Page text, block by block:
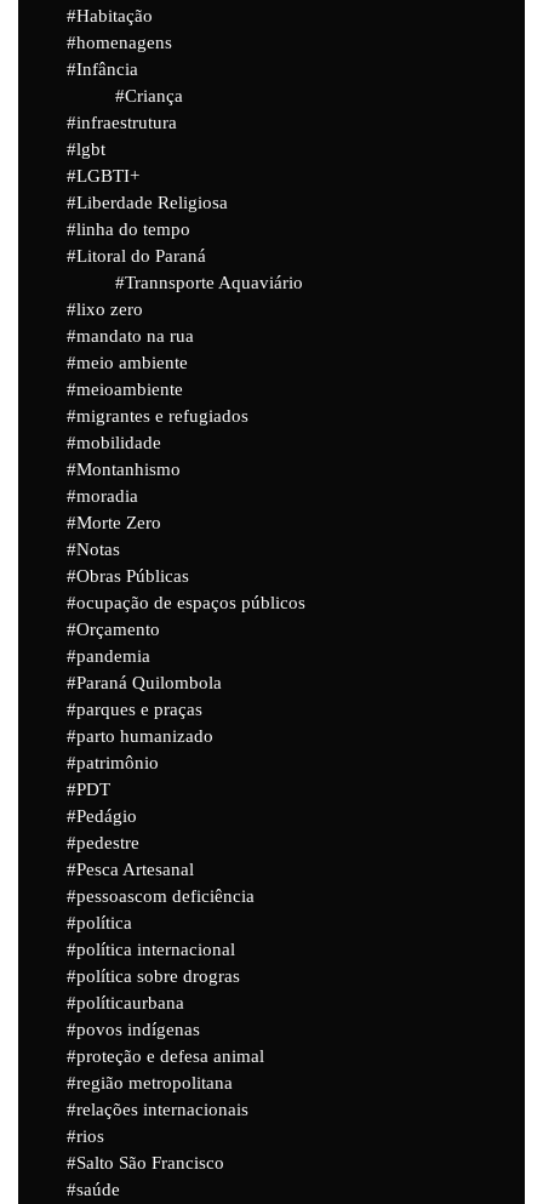
Habitação
homenagens
Infância
Criança
infraestrutura
lgbt
LGBTI+
Liberdade Religiosa
linha do tempo
Litoral do Paraná
Trannsporte Aquaviário
lixo zero
mandato na rua
meio ambiente
meioambiente
migrantes e refugiados
mobilidade
Montanhismo
moradia
Morte Zero
Notas
Obras Públicas
ocupação de espaços públicos
Orçamento
pandemia
Paraná Quilombola
parques e praças
parto humanizado
patrimônio
PDT
Pedágio
pedestre
Pesca Artesanal
pessoascom deficiência
política
política internacional
política sobre drogras
políticaurbana
povos indígenas
proteção e defesa animal
região metropolitana
relações internacionais
rios
Salto São Francisco
saúde